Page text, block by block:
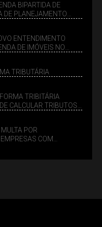
BIPARTIDA DE
DE PLANEJAMENTO
ENTENDIMENTO
DE IMÓVEIS NO
TRIBUTÁRIA
TRIBITÁRIA
CALCULAR TRIBUTOS
POR
COM